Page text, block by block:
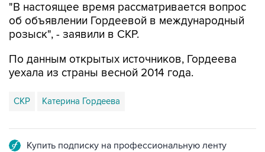
"В настоящее время рассматривается вопрос
об объявлении Гордеевой в международный
розыск", - заявили в СКР.
По данным открытых источников, Гордеева
уехала из страны весной 2014 года.
СКР Катерина Гордеева
Купить подписку на профессиональную ленту